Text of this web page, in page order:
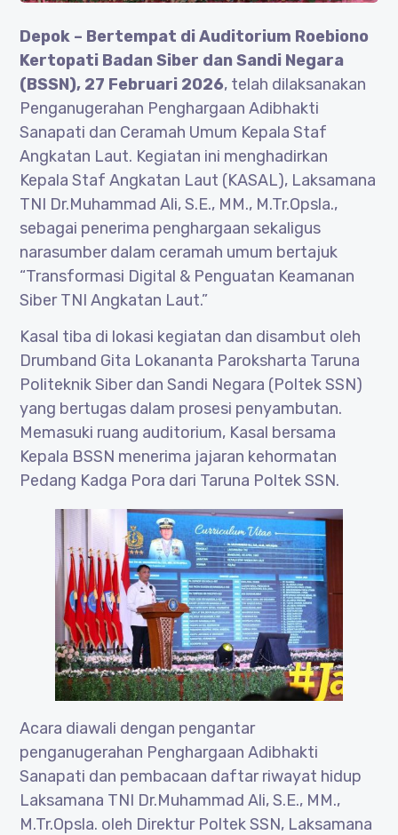
Depok – Bertempat di Auditorium Roebiono
Kertopati Badan Siber dan Sandi Negara
(BSSN), 27 Februari 2026, telah dilaksanakan
Penganugerahan Penghargaan Adibhakti
Sanapati dan Ceramah Umum Kepala Staf
Angkatan Laut. Kegiatan ini menghadirkan
Kepala Staf Angkatan Laut (KASAL), Laksamana
TNI Dr.Muhammad Ali, S.E., MM., M.Tr.Opsla.,
sebagai penerima penghargaan sekaligus
narasumber dalam ceramah umum bertajuk
“Transformasi Digital & Penguatan Keamanan
Siber TNI Angkatan Laut.”
Kasal tiba di lokasi kegiatan dan disambut oleh
Drumband Gita Lokananta Paroksharta Taruna
Politeknik Siber dan Sandi Negara (Poltek SSN)
yang bertugas dalam prosesi penyambutan.
Memasuki ruang auditorium, Kasal bersama
Kepala BSSN menerima jajaran kehormatan
Pedang Kadga Pora dari Taruna Poltek SSN.
Acara diawali dengan pengantar
penganugerahan Penghargaan Adibhakti
Sanapati dan pembacaan daftar riwayat hidup
Laksamana TNI Dr.Muhammad Ali, S.E., MM.,
M.Tr.Opsla. oleh Direktur Poltek SSN, Laksamana